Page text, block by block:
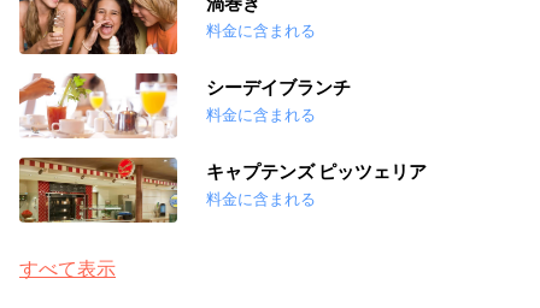
料金に含まれる
シーデイブランチ
料金に含まれる
キャプテンズ ピッツェリア
料金に含まれる
すべて表示